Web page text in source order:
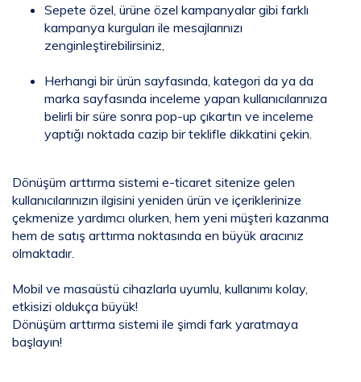
Sepete özel, ürüne özel kampanyalar gibi farklı
kampanya kurguları ile mesajlarınızı
zenginleştirebilirsiniz,
Herhangi bir ürün sayfasında, kategori da ya da
marka sayfasında inceleme yapan kullanıcılarınıza
belirli bir süre sonra pop-up çıkartın ve inceleme
yaptığı noktada cazip bir teklifle dikkatini çekin.
Dönüşüm arttırma sistemi e-ticaret sitenize gelen
kullanıcılarınızın ilgisini yeniden ürün ve içeriklerinize
çekmenize yardımcı olurken, hem yeni müşteri kazanma
hem de satış arttırma noktasında en büyük aracınız
olmaktadır.
Mobil ve masaüstü cihazlarla uyumlu, kullanımı kolay,
etkisizi oldukça büyük!
Dönüşüm arttırma sistemi ile şimdi fark yaratmaya
başlayın!